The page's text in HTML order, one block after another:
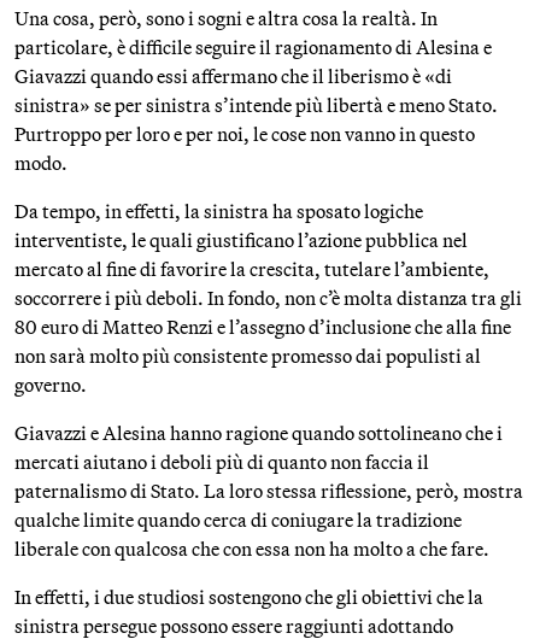
Una cosa, però, sono i sogni e altra cosa la realtà. In
particolare, è difficile seguire il ragionamento di Alesina e
Giavazzi quando essi affermano che il liberismo è «di
sinistra» se per sinistra s’intende più libertà e meno Stato.
Purtroppo per loro e per noi, le cose non vanno in questo
modo.
Da tempo, in effetti, la sinistra ha sposato logiche
interventiste, le quali giustificano l’azione pubblica nel
mercato al fine di favorire la crescita, tutelare l’ambiente,
soccorrere i più deboli. In fondo, non c’è molta distanza tra gli
80 euro di Matteo Renzi e l’assegno d’inclusione che alla fine
non sarà molto più consistente promesso dai populisti al
governo.
Giavazzi e Alesina hanno ragione quando sottolineano che i
mercati aiutano i deboli più di quanto non faccia il
paternalismo di Stato. La loro stessa riflessione, però, mostra
qualche limite quando cerca di coniugare la tradizione
liberale con qualcosa che con essa non ha molto a che fare.
In effetti, i due studiosi sostengono che gli obiettivi che la
sinistra persegue possono essere raggiunti adottando